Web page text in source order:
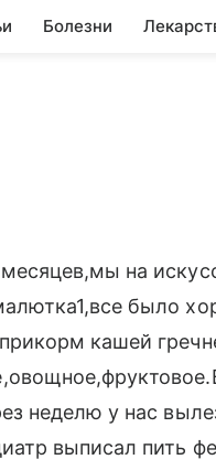
Болезни
на
было
кашей
неделю у нас
выписал пить